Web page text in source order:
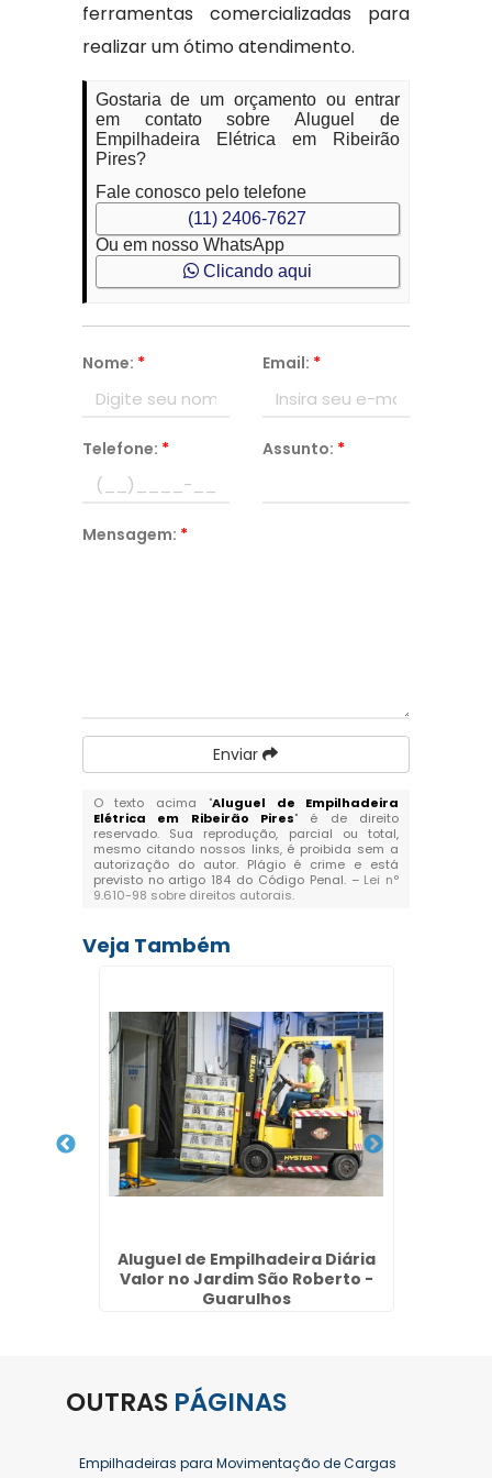
ferramentas comercializadas para
realizar um ótimo atendimento.
Gostaria de um orçamento ou entrar
em contato sobre Aluguel de
Empilhadeira Elétrica em Ribeirão
Pires?
Fale conosco pelo telefone
(11) 2406-7627
Ou em nosso WhatsApp
Clicando aqui
Nome: * Email: *
Telefone: * Assunto: *
Mensagem: *
Enviar
O texto acima "Aluguel de Empilhadeira
Elétrica em Ribeirão Pires" é de direito
reservado. Sua reprodução, parcial ou total,
mesmo citando nossos links, é proibida sem a
autorização do autor. Plágio é crime e está
previsto no artigo 184 do Código Penal. – Lei n°
9.610-98 sobre direitos autorais.
Veja Também
Aluguel de Empilhadeira Diária
Valor no Jardim São Roberto -
Guarulhos
OUTRAS PÁGINAS
Empilhadeiras para Movimentação de Cargas